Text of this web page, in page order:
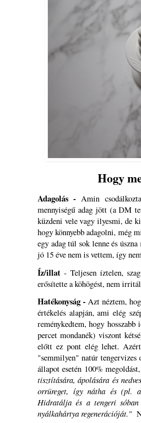
Hogy
Adagolás - Amin
mennyiségű adag jött (a DM
küzdeni vele vagy ilyesmi, de
hogy könnyebb adagolni, még
egy adag túl sok lenne és
jó 15 éve nem is vettem, így
Íz/illat- Teljesen íztelen,
erősítette a köhögést, nem
Hatékonyság -Azt néztem,
értékelés alapján, ami elég
reménykedtem, hogy
percet mondanék) viszont
előtt ez pont elég lehet.
"semmilyen" natúr tengervizes
állapot esetén 100%
tisztítására, ápolására és
orrüreget, így nátha és (pl.
Hidratálja és a tengeri sóban
nyálkahártya regenerációját."